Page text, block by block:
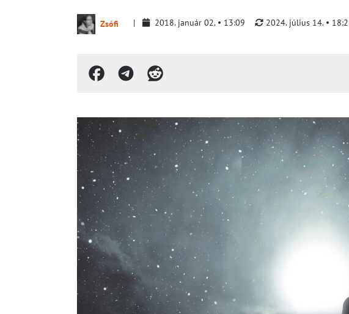
Zsófi 2018. január 02. 13:09 2024. július 14.